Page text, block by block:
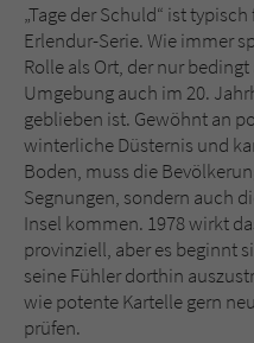
„Tage der Schuld“ ist
Erlendur-Serie. Wie immer
Rolle als Ort, der nur
Umgebung auch im 20.
geblieben ist. Gewöhnt an
winterliche Düsternis und
Boden, muss die
Segnungen, sondern auch
Insel kommen. 1978 wirkt
provinziell, aber es beginnt
seine Fühler dorthin
wie potente Kartelle gern
prüfen.